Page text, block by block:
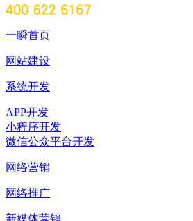
一瞬首页
网站建设
系统开发
APP开发
小程序开发
微信公众平台开发
网络营销
网络推广
新媒体营销